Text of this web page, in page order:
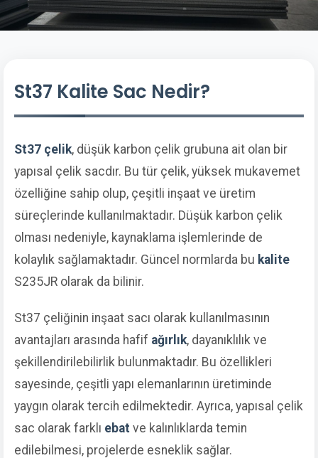
St37 Kalite Sac Nedir?
St37 çelik, düşük karbon çelik grubuna ait olan bir
yapısal çelik sacdır. Bu tür çelik, yüksek mukavemet
özelliğine sahip olup, çeşitli inşaat ve üretim
süreçlerinde kullanılmaktadır. Düşük karbon çelik
olması nedeniyle, kaynaklama işlemlerinde de
kolaylık sağlamaktadır. Güncel normlarda bu kalite
S235JR olarak da bilinir.
St37 çeliğinin inşaat sacı olarak kullanılmasının
avantajları arasında hafif ağırlık, dayanıklılık ve
şekillendirilebilirlik bulunmaktadır. Bu özellikleri
sayesinde, çeşitli yapı elemanlarının üretiminde
yaygın olarak tercih edilmektedir. Ayrıca, yapısal çelik
sac olarak farklı ebat ve kalınlıklarda temin
edilebilmesi, projelerde esneklik sağlar.